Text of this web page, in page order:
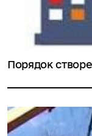
Порядок